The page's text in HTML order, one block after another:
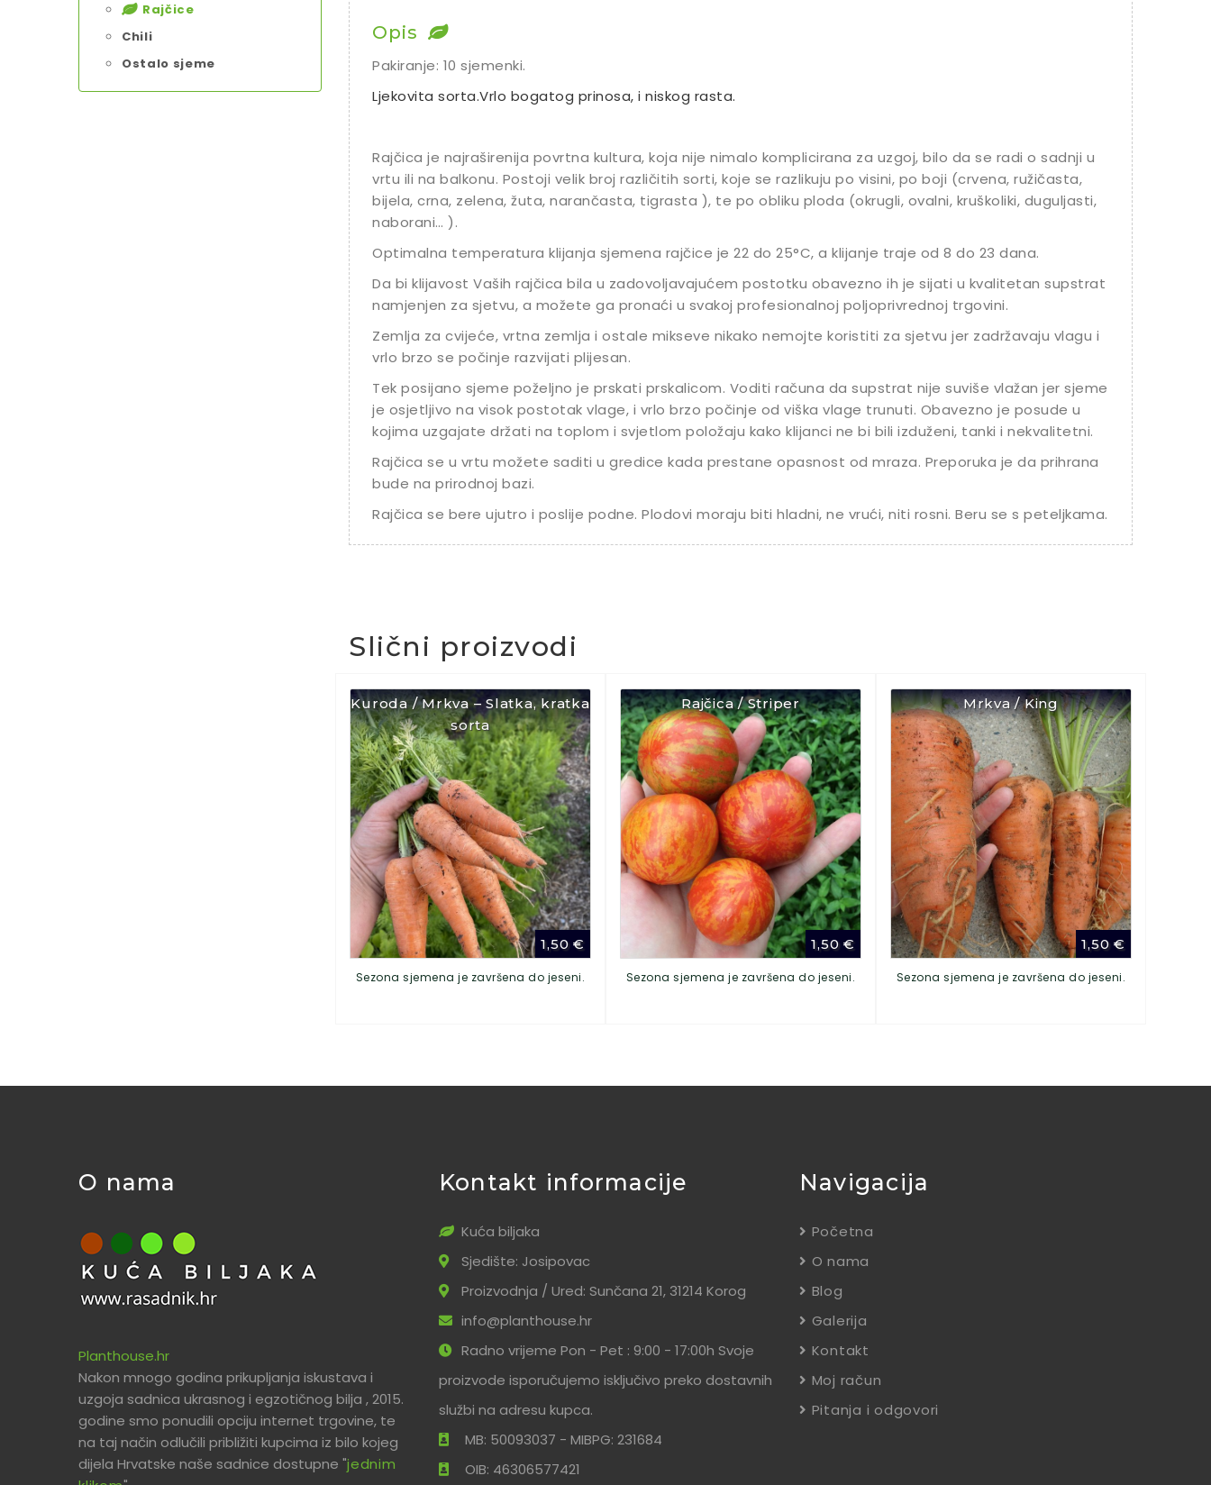
Rajčice
Chili
Ostalo sjeme
Opis
Pakiranje: 10 sjemenki.
Ljekovita sorta.Vrlo bogatog prinosa, i niskog rasta.
Rajčica je najraširenija povrtna kultura, koja nije nimalo komplicirana za uzgoj, bilo da se radi o sadnji u
vrtu ili na balkonu. Postoji velik broj različitih sorti, koje se razlikuju po visini, po boji (crvena, ružičasta,
bijela, crna, zelena, žuta, narančasta, tigrasta ), te po obliku ploda (okrugli, ovalni, kruškoliki, duguljasti,
naborani… ).
Optimalna temperatura klijanja sjemena rajčice je 22 do 25°C, a klijanje traje od 8 do 23 dana.
Da bi klijavost Vaših rajčica bila u zadovoljavajućem postotku obavezno ih je sijati u kvalitetan supstrat
namjenjen za sjetvu, a možete ga pronaći u svakoj profesionalnoj poljoprivrednoj trgovini.
Zemlja za cvijeće, vrtna zemlja i ostale mikseve nikako nemojte koristiti za sjetvu jer zadržavaju vlagu i
vrlo brzo se počinje razvijati plijesan.
Tek posijano sjeme poželjno je prskati prskalicom. Voditi računa da supstrat nije suviše vlažan jer sjeme
je osjetljivo na visok postotak vlage, i vrlo brzo počinje od viška vlage trunuti. Obavezno je posude u
kojima uzgajate držati na toplom i svjetlom položaju kako klijanci ne bi bili izduženi, tanki i nekvalitetni.
Rajčica se u vrtu možete saditi u gredice kada prestane opasnost od mraza. Preporuka je da prihrana
bude na prirodnoj bazi.
Rajčica se bere ujutro i poslije podne. Plodovi moraju biti hladni, ne vrući, niti rosni. Beru se s peteljkama.
Slični proizvodi
Kuroda / Mrkva – Slatka, kratka
sorta
1,50€
Sezona sjemena je završena do jeseni.
Rajčica / Striper
1,50€
Sezona sjemena je završena do jeseni.
Mrkva / King
1,50€
Sezona sjemena je završena do jeseni.
O nama
Planthouse.hr
Nakon mnogo godina prikupljanja iskustava i
uzgoja sadnica ukrasnog i egzotičnog bilja , 2015.
godine smo ponudili opciju internet trgovine, te
na taj način odlučili približiti kupcima iz bilo kojeg
dijela Hrvatske naše sadnice dostupne "jednim
Kontakt informacije
Kuća biljaka
Sjedište: Josipovac
Proizvodnja / Ured: Sunčana 21, 31214 Korog
info@planthouse.hr
Radno vrijeme Pon - Pet : 9:00 - 17:00h Svoje
proizvode isporučujemo isključivo preko dostavnih
službi na adresu kupca.
MB: 50093037 - MIBPG: 231684
OIB: 46306577421
Navigacija
Početna
O nama
Blog
Galerija
Kontakt
Moj račun
Pitanja i odgovori